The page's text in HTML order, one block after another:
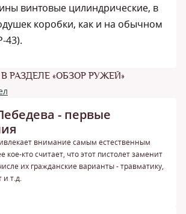
винтовые цилиндрические, в
коробки, как и на обычном
43).
РАЗДЕЛЕ «ОБЗОР РУЖЕЙ»
- первые
внимание самым естественным
кое-кто считает, что этот пистолет заменит
их гражданские варианты - травматику,
и т.д.